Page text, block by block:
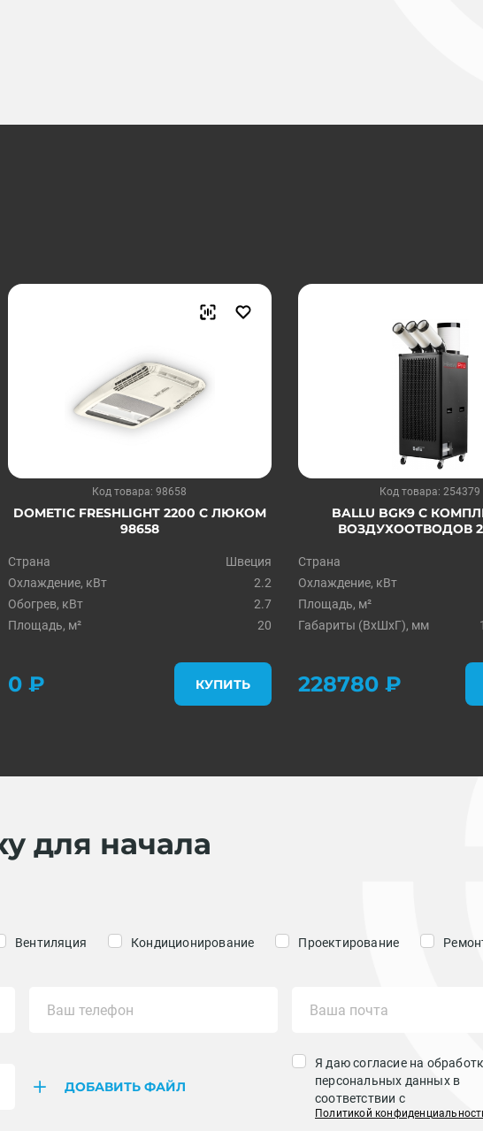
Код товара: 98658
DOMETIC FRESHLIGHT 2200 С ЛЮКОМ
98658
Страна
Швеция
Охлаждение, кВт
2.2
Обогрев, кВт
2.7
Площадь, м²
20
0 ₽ КУПИТЬ
Код товара: 254379
BALLU BGK9 С
ВОЗДУХООТВОДОВ
Страна
Охлаждение, кВт
Площадь, м²
Габариты (ВхШхГ), мм
228780 ₽
для начала
Вентиляция Кондиционирование Проектирование
ДОБАВИТЬ ФАЙЛ
Я даю согласие на
персональных данных в
соответствии с
Политикой